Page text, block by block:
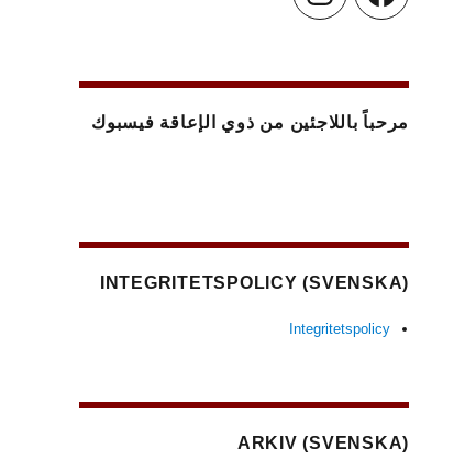
مرحباً باللاجئين من ذوي الإعاقة فيسبوك
(SVENSKA) INTEGRITETSPOLICY
Integritetspolicy
(SVENSKA) ARKIV